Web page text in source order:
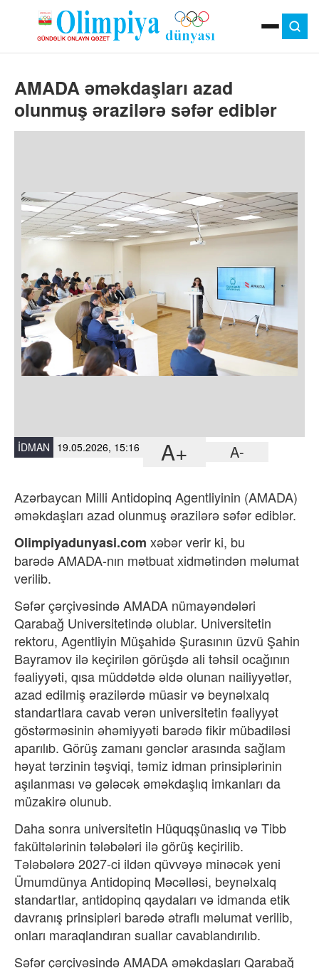
MOK
OLIMPIYA OYUNLARI
ÇAP VERSIYASI
MƏDƏNIYYƏT
MÜSAHIBƏ
FOTO
VIDEO
AMADA əməkdaşları azad
olunmuş ərazilərə səfər ediblər
İDMAN 19.05.2026, 15:16 A+ A-
Azərbaycan Milli Antidopinq Agentliyinin (AMADA)
əməkdaşları azad olunmuş ərazilərə səfər ediblər.
Olimpiyadunyasi.com xəbər verir ki, bu
barədəAMADA-nın mətbuat xidmətindən məlumat
verilib.
Səfər çərçivəsində AMADA nümayəndələri
Qarabağ Universitetində olublar. Universitetin
rektoru, Agentliyin Müşahidə Şurasının üzvü Şahin
Bayramov ilə keçirilən görüşdə ali təhsil ocağının
fəaliyyəti, qısa müddətdə əldə olunan nailiyyətlər,
azad edilmiş ərazilərdə müasir və beynəlxalq
standartlara cavab verən universitetin fəaliyyət
göstərməsinin əhəmiyyəti barədə fikir mübadiləsi
aparılıb. Görüş zamanı gənclər arasında sağlam
həyat tərzinin təşviqi, təmiz idman prinsiplərinin
aşılanması və gələcək əməkdaşlıq imkanları da
müzakirə olunub.
Daha sonra universitetin Hüquqşünaslıq və Tibb
fakültələrinin tələbələri ilə görüş keçirilib.
Tələbələrə 2027-ci ildən qüvvəyə minəcək yeni
Ümumdünya Antidopinq Məcəlləsi, beynəlxalq
standartlar, antidopinq qaydaları və idmanda etik
davranış prinsipləri barədə ətraflı məlumat verilib,
onları maraqlandıran suallar cavablandırılıb.
Səfər çərçivəsində AMADA əməkdaşları Qarabağ